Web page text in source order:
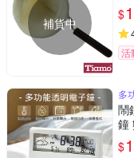
補貨中
$
活
多
鬧
鐘
$